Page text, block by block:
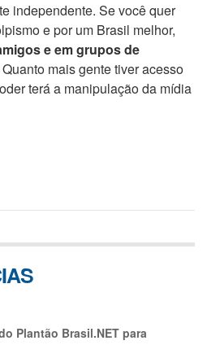
independente. Se você quer
e por um Brasil melhor,
e em grupos de
Quanto mais gente tiver acesso
terá a manipulação da mídia
Plantão Brasil.NET para